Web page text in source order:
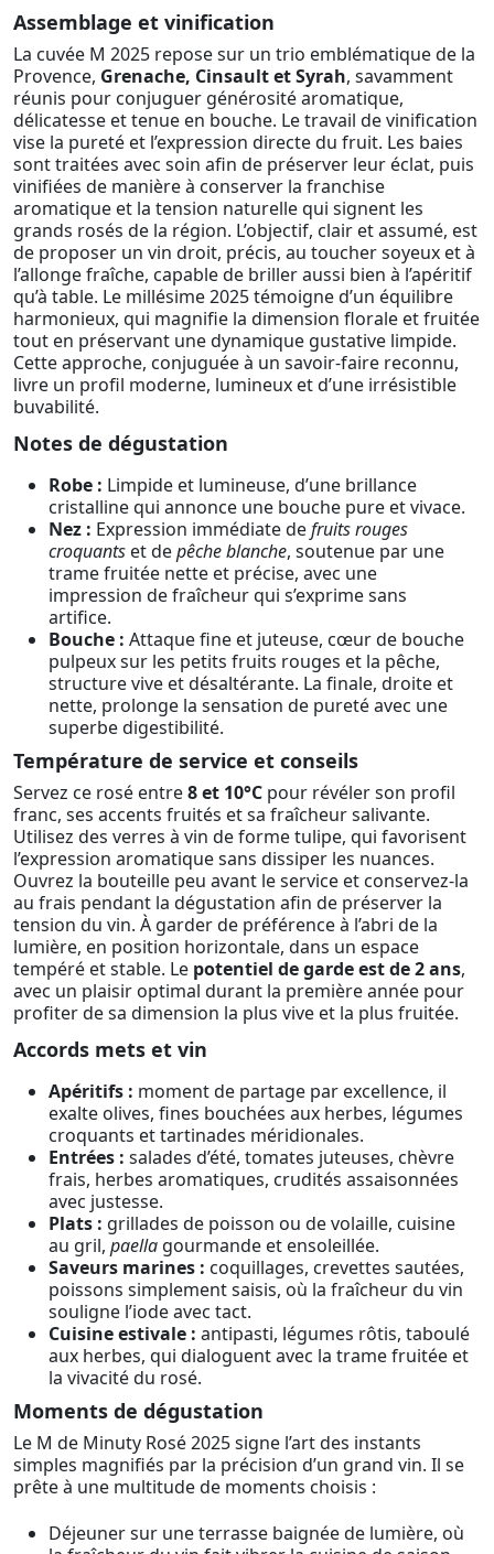
Assemblage et vinification
La cuvée M 2025 repose sur un trio emblématique de la
Provence, Grenache, Cinsault et Syrah, savamment
réunis pour conjuguer générosité aromatique,
délicatesse et tenue en bouche. Le travail de vinification
vise la pureté et l’expression directe du fruit. Les baies
sont traitées avec soin afin de préserver leur éclat, puis
vinifiées de manière à conserver la franchise
aromatique et la tension naturelle qui signent les
grands rosés de la région. L’objectif, clair et assumé, est
de proposer un vin droit, précis, au toucher soyeux et à
l’allonge fraîche, capable de briller aussi bien à l’apéritif
qu’à table. Le millésime 2025 témoigne d’un équilibre
harmonieux, qui magnifie la dimension florale et fruitée
tout en préservant une dynamique gustative limpide.
Cette approche, conjuguée à un savoir-faire reconnu,
livre un profil moderne, lumineux et d’une irrésistible
buvabilité.
Notes de dégustation
Robe : Limpide et lumineuse, d’une brillance
cristalline qui annonce une bouche pure et vivace.
Nez : Expression immédiate defruits rouges
croquants et depêche blanche, soutenue par une
trame fruitée nette et précise, avec une
impression de fraîcheur qui s’exprime sans
artifice.
Bouche : Attaque fine et juteuse, cœur de bouche
pulpeux sur les petits fruits rouges et la pêche,
structure vive et désaltérante. La finale, droite et
nette, prolonge la sensation de pureté avec une
superbe digestibilité.
Température de service et conseils
Servez ce rosé entre8 et 10°C pour révéler son profil
franc, ses accents fruités et sa fraîcheur salivante.
Utilisez des verres à vin de forme tulipe, qui favorisent
l’expression aromatique sans dissiper les nuances.
Ouvrez la bouteille peu avant le service et conservez-la
au frais pendant la dégustation afin de préserver la
tension du vin. À garder de préférence à l’abri de la
lumière, en position horizontale, dans un espace
tempéré et stable. Le potentiel de garde est de 2 ans,
avec un plaisir optimal durant la première année pour
profiter de sa dimension la plus vive et la plus fruitée.
Accords mets et vin
Apéritifs : moment de partage par excellence, il
exalte olives, fines bouchées aux herbes, légumes
croquants et tartinades méridionales.
Entrées : salades d’été, tomates juteuses, chèvre
frais, herbes aromatiques, crudités assaisonnées
avec justesse.
Plats : grillades de poisson ou de volaille, cuisine
au gril, paella gourmande et ensoleillée.
Saveurs marines : coquillages, crevettes sautées,
poissons simplement saisis, où la fraîcheur du vin
souligne l’iode avec tact.
Cuisine estivale : antipasti, légumes rôtis, taboulé
aux herbes, qui dialoguent avec la trame fruitée et
la vivacité du rosé.
Moments de dégustation
Le M de Minuty Rosé 2025 signe l’art des instants
simples magnifiés par la précision d’un grand vin. Il se
prête à une multitude de moments choisis :
Déjeuner sur une terrasse baignée de lumière, où